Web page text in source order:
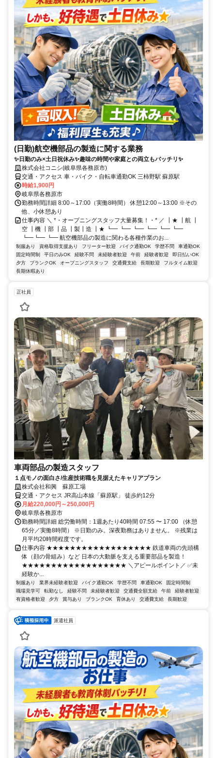
(日勤)航空機部品の製造に関する業務
✨日勤のみ×土日祝休み✨趣味の時間や家庭との両立もバッチリ✨
株式会社コニシ(岐阜県各務原市)
交通・アクセス 車・バイク・自転車通勤OK 三柿野駅 蘇原駅
時給1,900円
岐阜県各務原市
勤務時間詳細 8:00～17:00（実働8時間） 休憩12:00～13:00 ※その
他、小休憩あり
仕事内容 ＼ *・オープニングスタッフ大量募集！・* ／ ┃★ ┃航 ┃
空 ┃機 ┃部 ┃品 ┃製┃造 ┃★ ┗━ ┗━ ┗━ ┗━ ┗━ ┗━
┗━┗━ ┗━ 航空機部品の製造に関わる各種作業のお...
制服あり 資格取得支援あり フリーター歓迎 バイク通勤OK 学歴不問
車通勤OK
固定時間制
平日のみOK 経験不問 未経験者歓迎 午前 経験者歓迎
即日払いOK
夕方
ブランクOK オープニングスタッフ 交通費支給 長期歓迎
フルタイム歓迎
長期休暇あり
正社員
車両部品の製造スタッフ
１点モノの面白さ/生産技術職を見据えたキャリアプラン
株式会社和興 蘇原工場
交通・アクセス JR高山本線「蘇原駅」 徒歩約12分
月給220,000円～250,000円
岐阜県各務原市
勤務時間詳細 総労働時間：1週あたり40時間 07:55 〜 17:00 （休憩
65分／実働8時間） ※日勤のみ。深夜勤務はありません。 ※残業は
月平均20時間程度です。
仕事内容 ★★★★★★★★★★★★★★★★★★ 鉄道車両の先頭構
体（顔の骨組み）など 日本の大動脈を支える重要部品を製造！
★★★★★★★★★★★★★★★★★★ ＼アピールポイント／ ✅未
経験か...
制服あり 業界未経験者歓迎 バイク通勤OK 学歴不問 車通勤OK
固定時間制
職場見学可
転勤なし 経験不問 未経験者歓迎 交通費全額支給 午前
経験者歓迎
有資格者歓迎
夕方 賞与あり ブランクOK 育休あり 交通費支給 長期歓迎
派遣社員